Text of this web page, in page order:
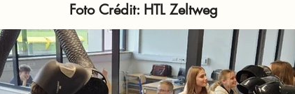
Foto Crédit: HTL Zeltweg